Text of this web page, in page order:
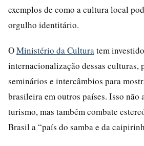
exemplos de como a cultura local
orgulho identitário.
OMinistério da Cultura tem
internacionalização dessas culturas,
seminários e intercâmbios para
brasileira em outros países. Isso não
turismo, mas também combate
Brasil a “país do samba e da